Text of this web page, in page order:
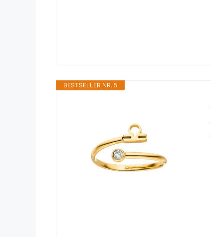
BESTSELLER NR. 5